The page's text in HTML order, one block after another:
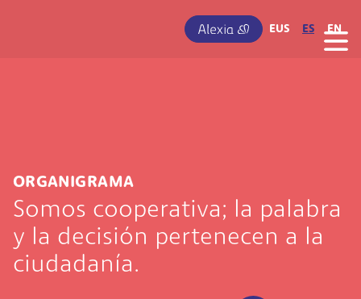
EUS ES EN
IRUDIA
ORGANIGRAMA
Somos cooperativa; la palabra
y la decisión pertenecen a la
ciudadanía.